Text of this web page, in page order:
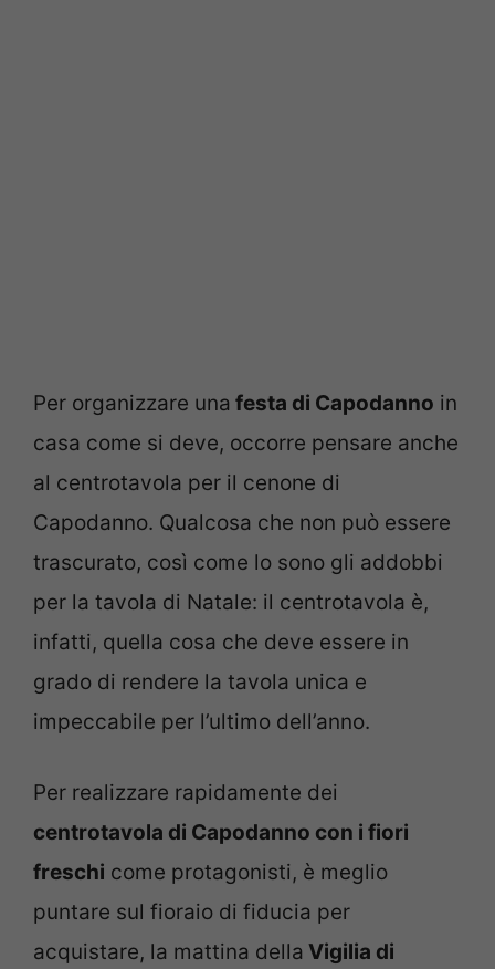
Per organizzare una festa di Capodanno in
casa come si deve, occorre pensare anche
al centrotavola per il cenone di
Capodanno. Qualcosa che non può essere
trascurato, così come lo sono gli addobbi
per la tavola di Natale: il centrotavola è,
infatti, quella cosa che deve essere in
grado di rendere la tavola unica e
impeccabile per l’ultimo dell’anno.
Per realizzare rapidamente dei
centrotavola di Capodanno con i fiori
freschi come protagonisti, è meglio
puntare sul fioraio di fiducia per
acquistare, la mattina della Vigilia di